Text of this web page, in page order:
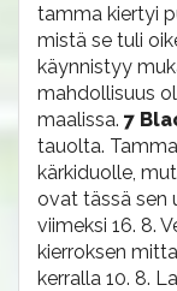
tamma kiertyi
mistä se tuli
käynnistyy
mahdollisuus
maalissa. 7
tauolta.
kärkiduolle,
ovat tässä sen
viimeksi 16. 8.
kierroksen
kerralla 10. 8.